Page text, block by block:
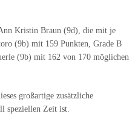
Kristin Braun (9d), die mit je
(9b) mit 159 Punkten, Grade B
(9b) mit 162 von 170 möglichen
großartige zusätzliche
speziellen Zeit ist.